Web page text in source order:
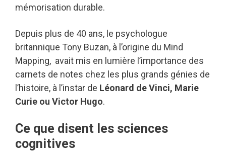
mémorisation durable.
Depuis plus de 40 ans, le psychologue
britannique Tony Buzan, à l’origine du Mind
Mapping, avait mis en lumière l’importance des
carnets de notes chez les plus grands génies de
l’histoire, à l’instar de Léonard de Vinci, Marie
Curie ou Victor Hugo.
Ce que disent les sciences
cognitives